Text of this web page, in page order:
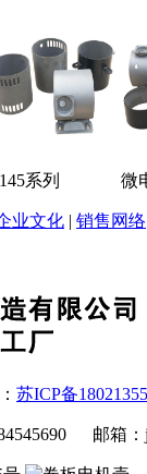
系列 微
业文化 | 销售网络
苏ICP备
邮箱：